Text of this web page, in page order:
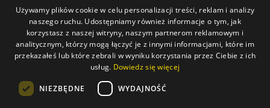
Wszystkie prawa zastrzeżone © Tech Light
Realizacja: Pageart
Używamy plików cookie w celu personalizacji treści, reklam i analizy
naszego ruchu. Udostępniamy również informacje o tym, jak
korzystasz z naszej witryny, naszym partnerom reklamowym i
analitycznym, którzy mogą łączyć je z innymi informacjami, które im
przekazałeś lub które zebrali w wyniku korzystania przez Ciebie z ich
usług. Dowiedz się więcej
NIEZBĘDNE WYDAJNOŚĆ